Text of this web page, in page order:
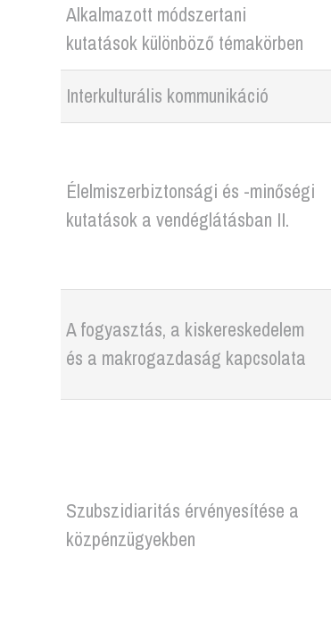
Alkalmazott módszertani
kutatások különböző témakörben
Interkulturális kommunikáció
Élelmiszerbiztonsági és -minőségi
kutatások a vendéglátásban II.
A fogyasztás, a kiskereskedelem
és a makrogazdaság kapcsolata
Szubszidiaritás érvényesítése a
közpénzügyekben